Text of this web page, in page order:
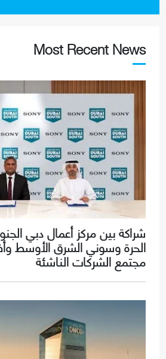
Most Recent News
شراكة بين مركز أعمال دبي
الحرة وسوني الشرق الأوسط
مجتمع الشركات الناشئة